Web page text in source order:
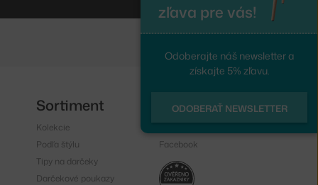
zľava pre vás!
Odoberajte náš newsletter a
získajte 5% zľavu.
ODOBERAŤ NEWSLETTER
Sortiment
Kolekcie
Podľa štýlu
Tipy na darčeky
Darčekové poukazy
Sledujte nás
Facebook